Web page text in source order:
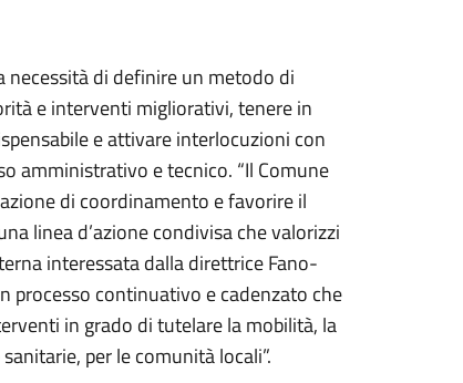
necessità di definire un metodo di
e interventi migliorativi, tenere in
e attivare interlocuzioni con
amministrativo e tecnico. “Il Comune
di coordinamento e favorire il
linea d’azione condivisa che valorizzi
interessata dalla direttrice Fano-
processo continuativo e cadenzato che
in grado di tutelare la mobilità, la
per le comunità locali”.